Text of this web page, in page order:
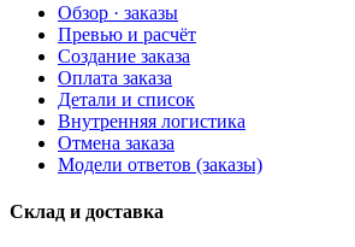
Обзор · заказы
Превью и расчёт
Создание заказа
Оплата заказа
Детали и список
Внутренняя логистика
Отмена заказа
Модели ответов (заказы)
Склад и доставка